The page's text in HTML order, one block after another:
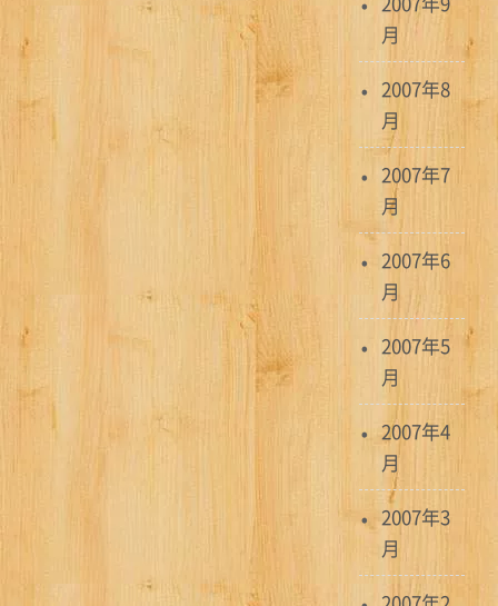
月
2007年8
月
2007年7
月
2007年6
月
2007年5
月
2007年4
月
2007年3
月